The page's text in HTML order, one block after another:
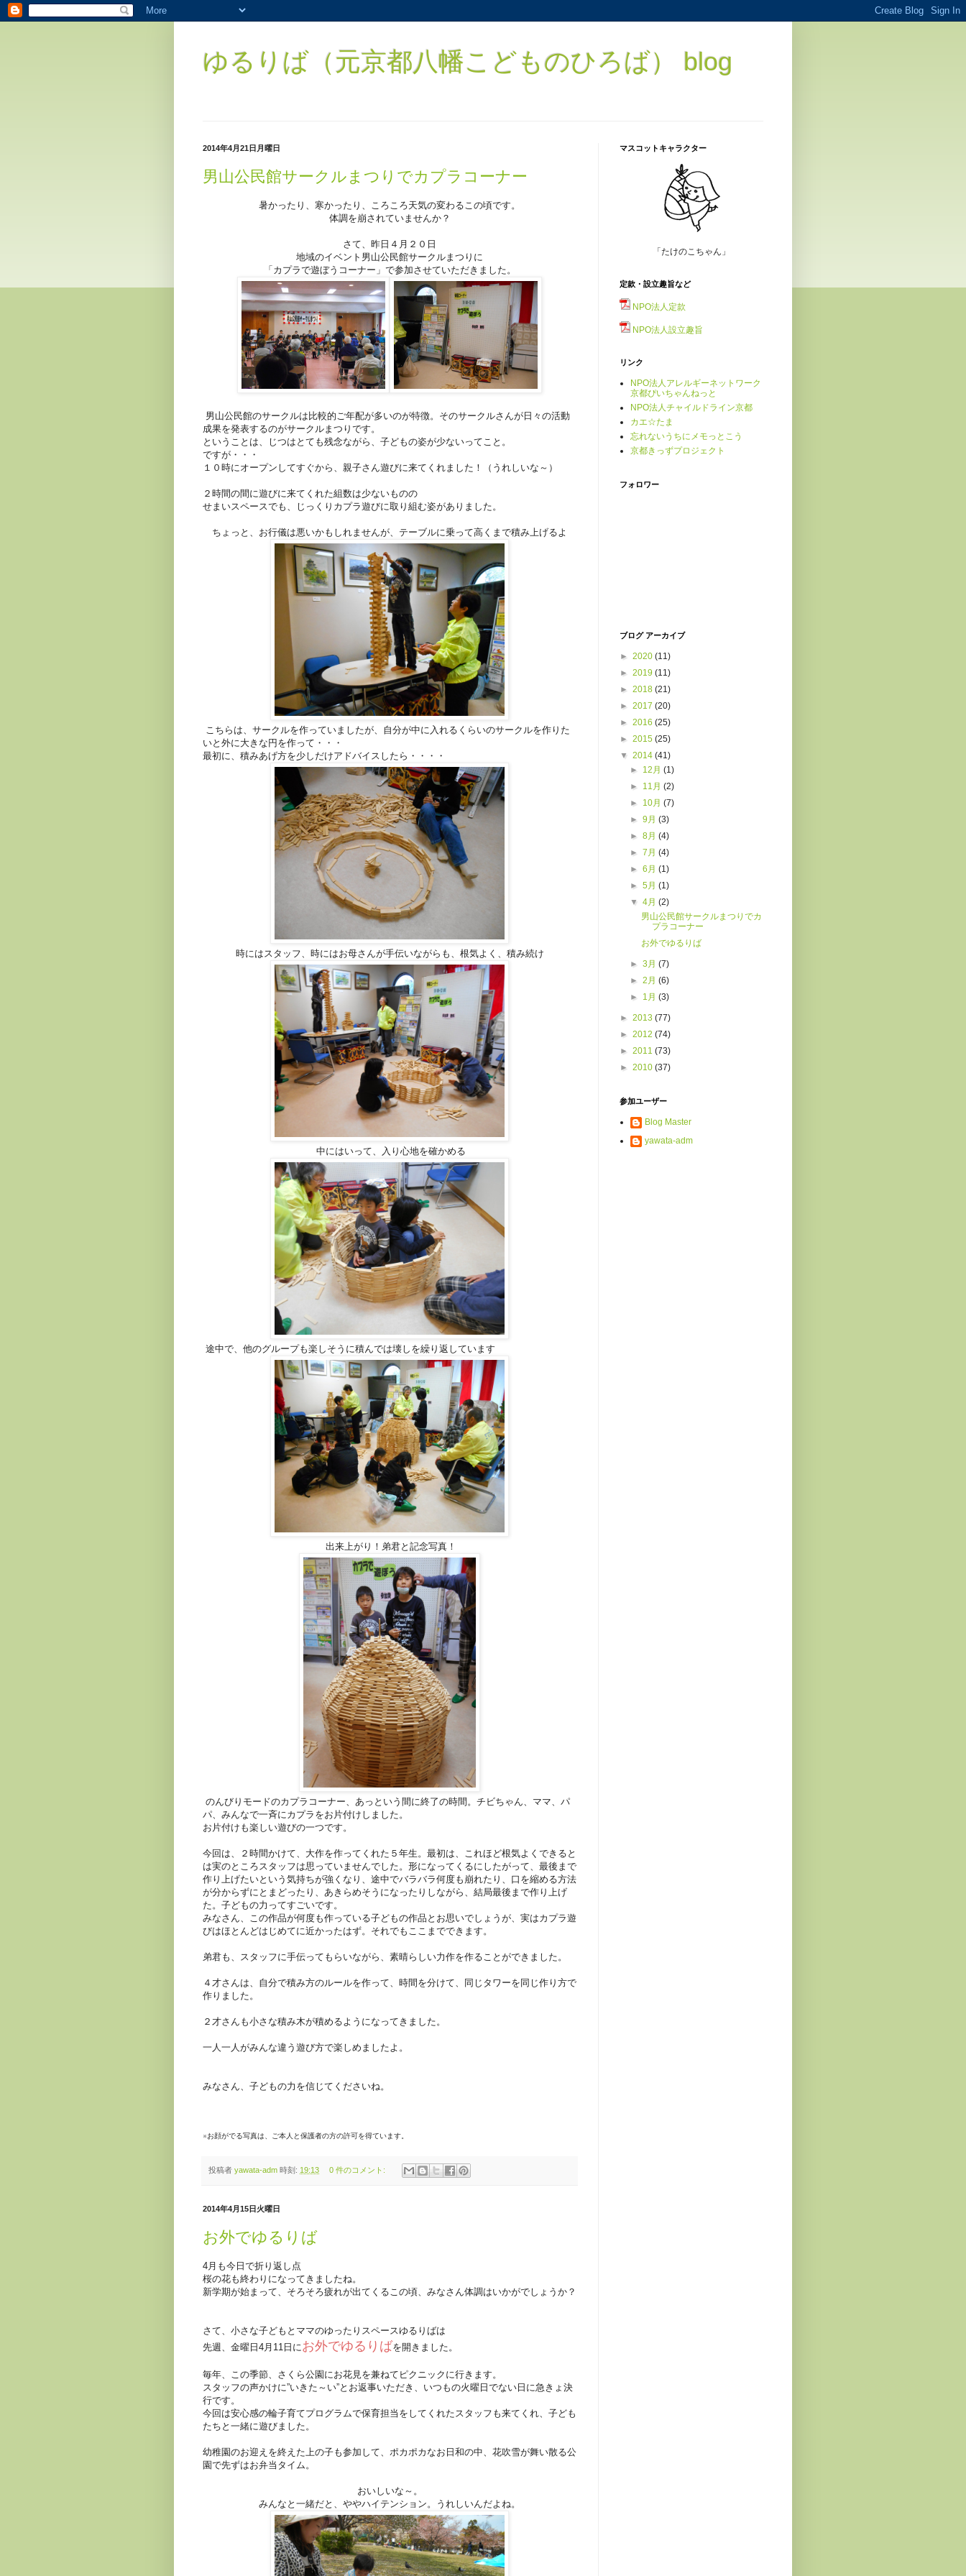
ゆるりば（元京都八幡こどものひろば） blog
2014年4月21日月曜日
男山公民館サークルまつりでカプラコーナー
暑かったり、寒かったり、ころころ天気の変わるこの頃です。
体調を崩されていませんか？
さて、昨日４月２０日
地域のイベント男山公民館サークルまつりに
「カプラで遊ぼうコーナー」で参加させていただきました。
男山公民館のサークルは比較的ご年配が多いのが特徴。そのサークルさんが日々の活動
成果を発表するのがサークルまつりです。
ということは、じつはとても残念ながら、子どもの姿が少ないってこと。
ですが・・・
１０時にオープンしてすぐから、親子さん遊びに来てくれました！（うれしいな～）
２時間の間に遊びに来てくれた組数は少ないものの
せまいスペースでも、じっくりカプラ遊びに取り組む姿がありました。
ちょっと、お行儀は悪いかもしれませんが、テーブルに乗って高くまで積み上げるよ
こちらは、サークルを作っていましたが、自分が中に入れるくらいのサークルを作りた
いと外に大きな円を作って・・・
最初に、積みあげ方を少しだけアドバイスしたら・・・・
時にはスタッフ、時にはお母さんが手伝いながらも、根気よく、積み続け
中にはいって、入り心地を確かめる
途中で、他のグループも楽しそうに積んでは壊しを繰り返しています
出来上がり！弟君と記念写真！
のんびりモードのカプラコーナー、あっという間に終了の時間。チビちゃん、ママ、パ
パ、みんなで一斉にカプラをお片付けしました。
お片付けも楽しい遊びの一つです。
今回は、２時間かけて、大作を作ってくれた５年生。最初は、これほど根気よくできると
は実のところスタッフは思っていませんでした。形になってくるにしたがって、最後まで
作り上げたいという気持ちが強くなり、途中でバラバラ何度も崩れたり、口を縮める方法
が分からずにとまどったり、あきらめそうになったりしながら、結局最後まで作り上げ
た。子どもの力ってすごいです。
みなさん、この作品が何度も作っている子どもの作品とお思いでしょうが、実はカプラ遊
びはほとんどはじめてに近かったはず。それでもここまでできます。
弟君も、スタッフに手伝ってもらいながら、素晴らしい力作を作ることができました。
４才さんは、自分で積み方のルールを作って、時間を分けて、同じタワーを同じ作り方で
作りました。
２才さんも小さな積み木が積めるようになってきました。
一人一人がみんな違う遊び方で楽しめましたよ。
みなさん、子どもの力を信じてくださいね。
※お顔がでる写真は、ご本人と保護者の方の許可を得ています。
投稿者 yawata-adm 時刻: 19:13 0 件のコメント:
2014年4月15日火曜日
お外でゆるりば
4月も今日で折り返し点
桜の花も終わりになってきましたね。
新学期が始まって、そろそろ疲れが出てくるこの頃、みなさん体調はいかがでしょうか？
さて、小さな子どもとママのゆったりスペースゆるりばは
先週、金曜日4月11日に お外でゆるりばを開きました。
毎年、この季節、さくら公園にお花見を兼ねてピクニックに行きます。
スタッフの声かけに”いきた～い”とお返事いただき、いつもの火曜日でない日に急きょ決
行です。
今回は安心感の輪子育てプログラムで保育担当をしてくれたスタッフも来てくれ、子ども
たちと一緒に遊びました。
幼稚園のお迎えを終えた上の子も参加して、ポカポカなお日和の中、花吹雪が舞い散る公
園で先ずはお弁当タイム。
おいしいな～。
みんなと一緒だと、ややハイテンション。うれしいんだよね。
マスコットキャラクター
「たけのこちゃん」
定款・設立趣旨など
NPO法人定款
NPO法人設立趣旨
リンク
NPO法人アレルギーネットワーク
京都ぴいちゃんねっと
NPO法人チャイルドライン京都
カエ☆たま
忘れないうちにメモっとこう
京都きっずプロジェクト
フォロワー
ブログ アーカイブ
► 2020 (11)
► 2019 (11)
► 2018 (21)
► 2017 (20)
► 2016 (25)
► 2015 (25)
▼ 2014 (41)
► 12月(1)
► 11月(2)
► 10月(7)
►9月(3)
►8月(4)
►7月(4)
►6月(1)
►5月(1)
▼4月(2)
男山公民館サークルまつりでカ
プラコーナー
お外でゆるりば
►3月(7)
►2月(6)
► 1月(3)
► 2013 (77)
► 2012 (74)
► 2011 (73)
► 2010 (37)
参加ユーザー
Blog Master
yawata-adm